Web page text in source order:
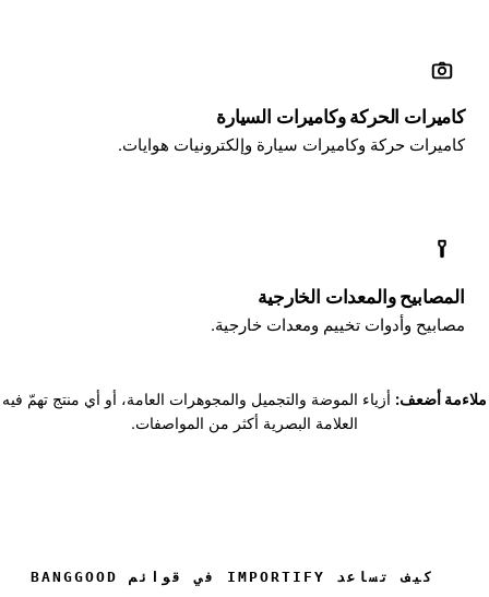
كاميرات الحركة وكاميرات السيارة
كاميرات حركة وكاميرات سيارة وإلكترونيات هوايات.
المصابيح والمعدات الخارجية
مصابيح وأدوات تخييم ومعدات خارجية.
ملاءمة أضعف: أزياء الموضة والتجميل والمجوهرات العامة، أو أي منتج تهمّ فيه
العلامة البصرية أكثر من المواصفات.
كيف تساعد IMPORTIFY في قوائم BANGGOOD